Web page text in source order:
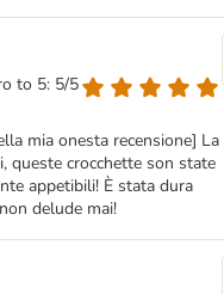
to 5: 5/5
mia onesta recensione] La
queste crocchette son state
appetibili! È stata dura
delude mai!